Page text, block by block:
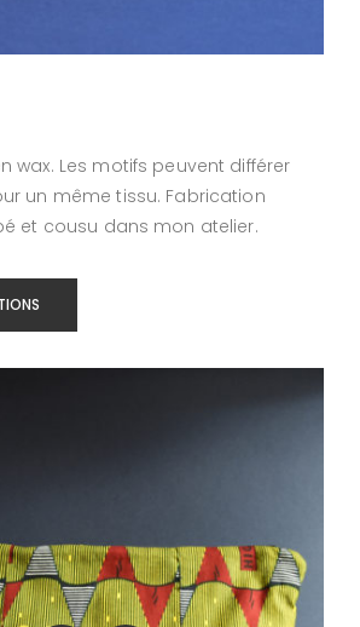
wax. Les motifs peuvent différer
un même tissu. Fabrication
et cousu dans mon atelier.